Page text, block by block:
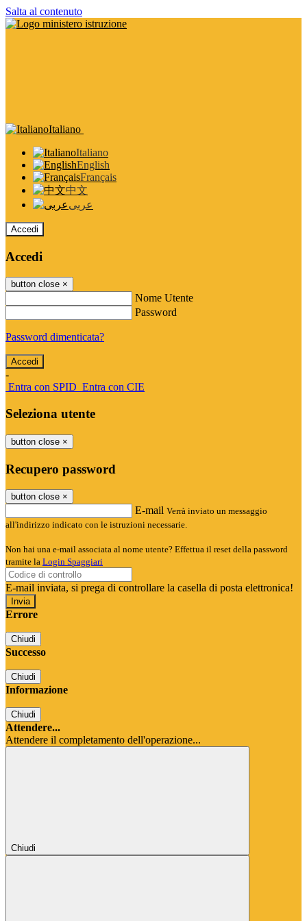
Salta al contenuto
Italiano
Italiano
English
Français
中文
عربى
Accedi
Accedi
button close ×
Nome Utente
Password
Password dimenticata?
-
Entra con SPID Entra con CIE
Seleziona utente
button close ×
Recupero password
button close ×
E-mail Verrà inviato un messaggio
all'indirizzo indicato con le istruzioni necessarie.
Non hai una e-mail associata al nome utente? Effettua il reset della password
tramite la Login Spaggiari
E-mail inviata, si prega di controllare la casella di posta elettronica!
Errore
Chiudi
Successo
Chiudi
Informazione
Chiudi
Attendere...
Attendere il completamento dell'operazione...
Chiudi